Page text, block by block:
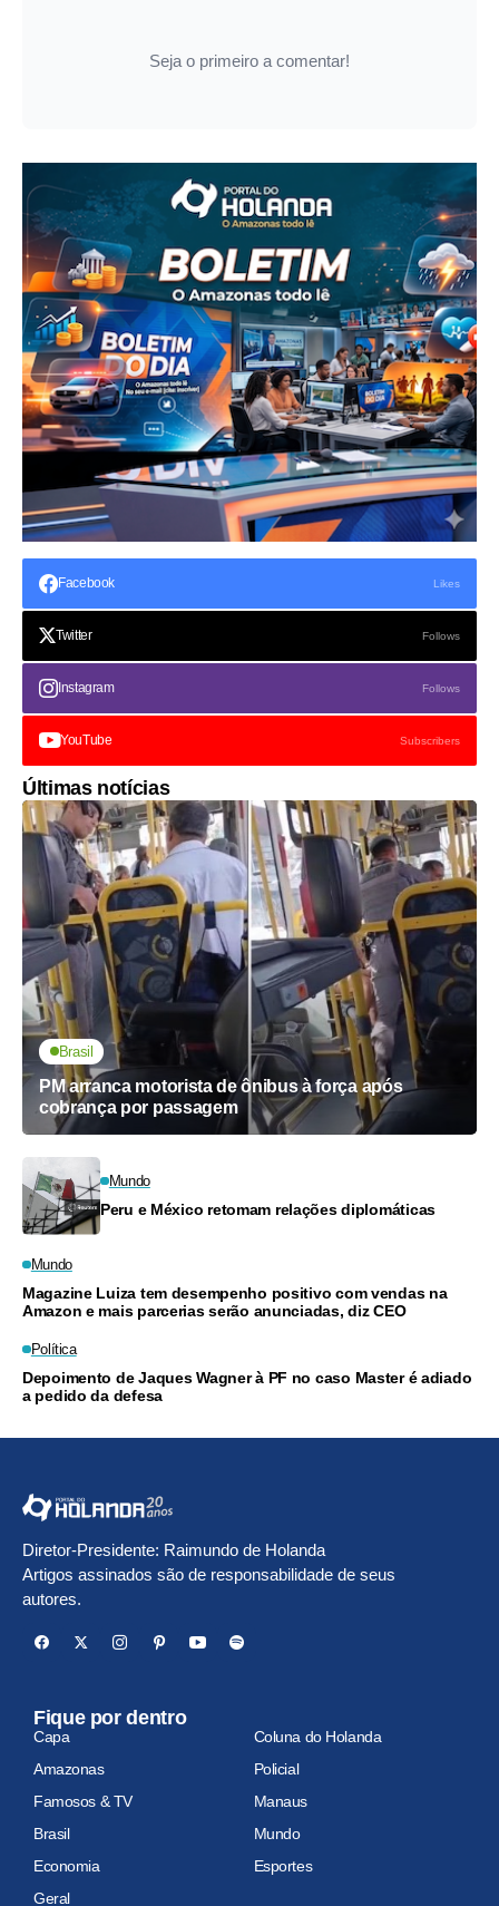
Seja o primeiro a comentar!
Facebook Likes
Twitter Follows
Instagram Follows
YouTube Subscribers
Últimas notícias
Brasil
PM arranca motorista de ônibus à força após
cobrança por passagem
Mundo
Peru e México retomam relações diplomáticas
Mundo
Magazine Luiza tem desempenho positivo com vendas na
Amazon e mais parcerias serão anunciadas, diz CEO
Política
Depoimento de Jaques Wagner à PF no caso Master é adiado
a pedido da defesa
Diretor-Presidente: Raimundo de Holanda
Artigos assinados são de responsabilidade de seus
autores.
Fique por dentro
Capa
Coluna do Holanda
Amazonas
Policial
Famosos & TV
Manaus
Brasil
Mundo
Economia
Esportes
Geral